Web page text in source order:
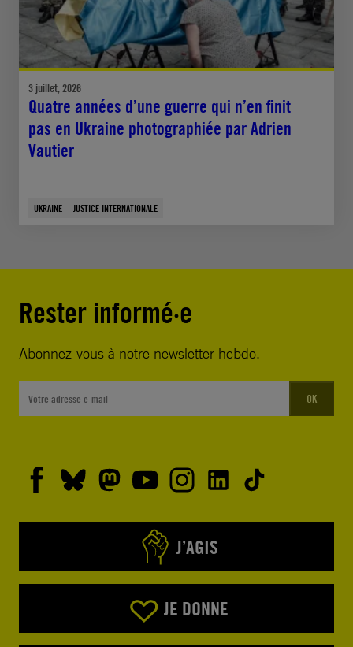
3 juillet, 2026
Quatre années d’une guerre qui n’en finit
pas en Ukraine photographiée par Adrien
Vautier
UKRAINE JUSTICE INTERNATIONALE
Rester informé·e
Abonnez-vous à notre newsletter hebdo.
OK
J’AGIS
JE DONNE